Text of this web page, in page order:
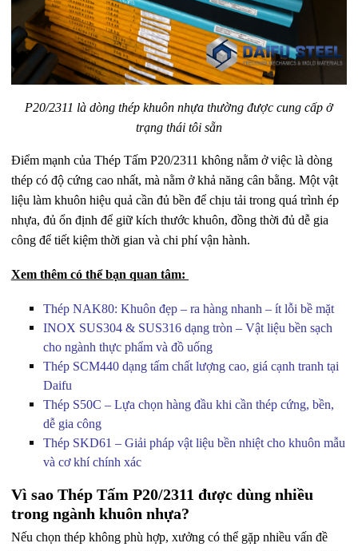
P20/2311 là dòng thép khuôn nhựa thường được cung cấp ở
trạng thái tôi sẵn
Điểm mạnh của Thép Tấm P20/2311 không nằm ở việc là dòng
thép có độ cứng cao nhất, mà nằm ở khả năng cân bằng. Một vật
liệu làm khuôn hiệu quả cần đủ bền để chịu tải trong quá trình ép
nhựa, đủ ổn định để giữ kích thước khuôn, đồng thời đủ dễ gia
công để tiết kiệm thời gian và chi phí vận hành.
Xem thêm có thể bạn quan tâm:
Thép NAK80: Khuôn đẹp – ra hàng nhanh – ít lỗi bề mặt
INOX SUS304 & SUS316 dạng tròn – Vật liệu bền sạch
cho ngành thực phẩm và đồ uống
Thép SCM440 dạng tấm chất lượng cao, giá cạnh tranh tại
Daifu
Thép S50C – Lựa chọn hàng đầu khi cần thép cứng, bền,
dễ gia công
Thép SKD61 – Giải pháp vật liệu bền nhiệt cho khuôn mẫu
và cơ khí chính xác
Vì sao Thép Tấm P20/2311 được dùng nhiều
trong ngành khuôn nhựa?
Nếu chọn thép không phù hợp, xưởng có thể gặp nhiều vấn đề